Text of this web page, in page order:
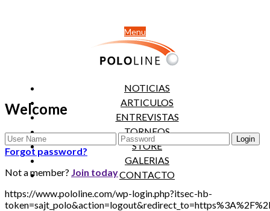
Menu
NOTICIAS
ARTICULOS
ENTREVISTAS
TORNEOS
STORE
GALERIAS
CONTACTO
Welcome
Forgot password?
Not a member? Join today
https://www.pololine.com/wp-login.php?itsec-hb-